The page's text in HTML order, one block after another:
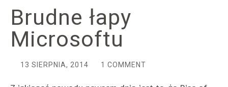
Brudne łapy
Microsoftu
13 SIERPNIA, 2014 1 COMMENT